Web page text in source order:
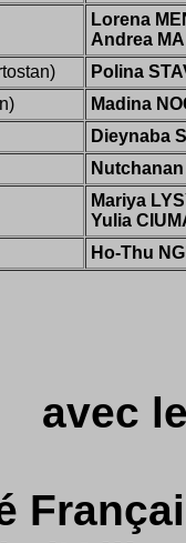
Lorena
Andrea
Polina
Madina
Dieynaba
Mariya
Yulia
Ho-Thu
avec